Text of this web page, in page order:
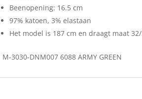
Beenopening: 16.5 cm
97% katoen, 3% elastaan
Het model is 187 cm en draagt maat
M-3030-DNM007 6088 ARMY GREEN